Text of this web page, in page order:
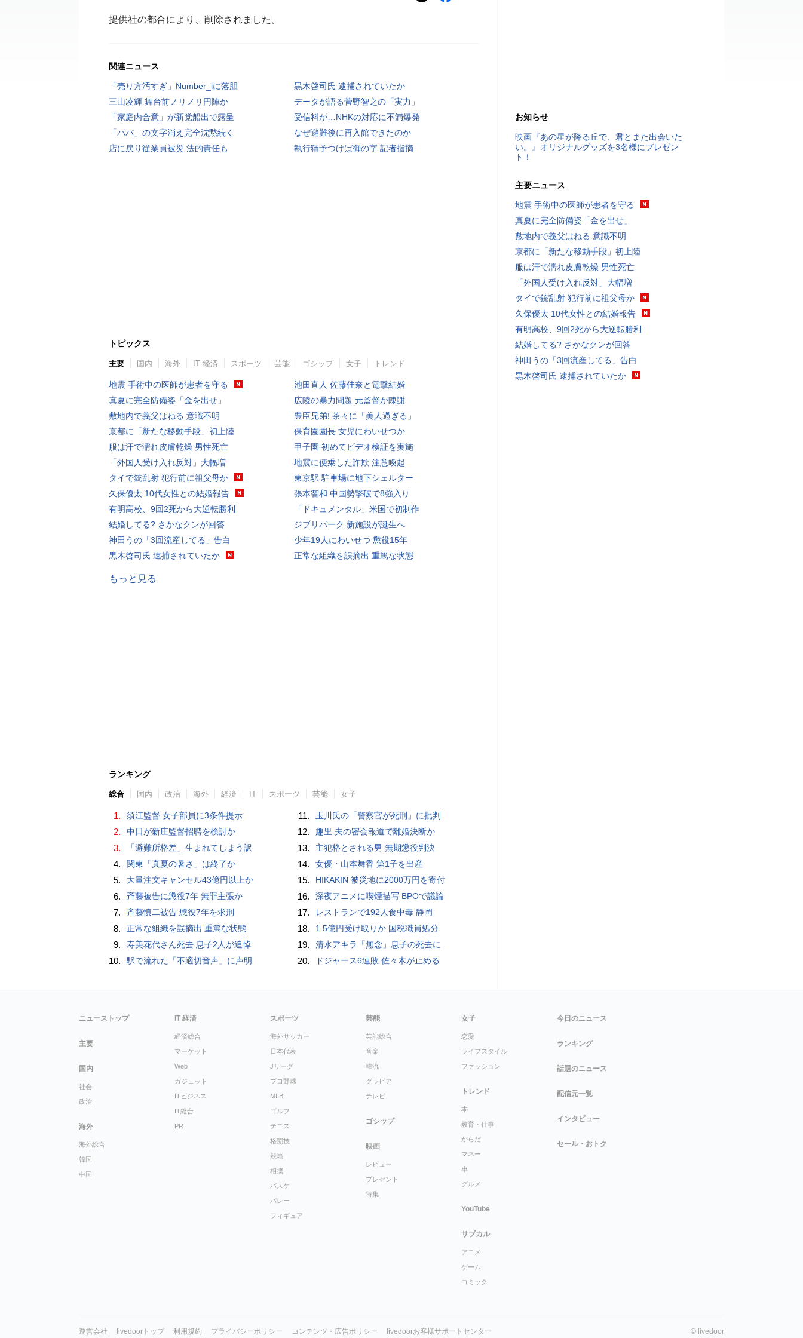
提供社の都合により、削除されました。
関連ニュース
「売り方汚すぎ」Number_iに落胆
黒木啓司氏 逮捕されていたか
三山凌輝 舞台前ノリノリ円陣か
データが語る菅野智之の「実力」
「家庭内合意」が新党船出で露呈
受信料が…NHKの対応に不満爆発
「パパ」の文字消え完全沈黙続く
なぜ避難後に再入館できたのか
店に戻り従業員被災 法的責任も
執行猶予つけば御の字 記者指摘
トピックス
主要 国内 海外 IT 経済 スポーツ 芸能 ゴシップ 女子 トレンド
地震 手術中の医師が患者を守る
真夏に完全防備姿「金を出せ」
敷地内で義父はねる 意識不明
京都に「新たな移動手段」初上陸
服は汗で濡れ皮膚乾燥 男性死亡
「外国人受け入れ反対」大幅増
タイで銃乱射 犯行前に祖父母か
久保優太 10代女性との結婚報告
有明高校、9回2死から大逆転勝利
結婚してる? さかなクンが回答
神田うの「3回流産してる」告白
黒木啓司氏 逮捕されていたか
池田直人 佐藤佳奈と電撃結婚
広陵の暴力問題 元監督が陳謝
豊臣兄弟! 茶々に「美人過ぎる」
保育園園長 女児にわいせつか
甲子園 初めてビデオ検証を実施
地震に便乗した詐欺 注意喚起
東京駅 駐車場に地下シェルター
張本智和 中国勢撃破で8強入り
「ドキュメンタル」米国で初制作
ジブリパーク 新施設が誕生へ
少年19人にわいせつ 懲役15年
正常な組織を誤摘出 重篤な状態
もっと見る
ランキング
総合 国内 政治 海外 経済 IT スポーツ 芸能 女子
1. 須江監督 女子部員に3条件提示
2. 中日が新庄監督招聘を検討か
3. 「避難所格差」生まれてしまう訳
4. 関東「真夏の暑さ」は終了か
5. 大量注文キャンセル43億円以上か
6. 斉藤被告に懲役7年 無罪主張か
7. 斉藤慎二被告 懲役7年を求刑
8. 正常な組織を誤摘出 重篤な状態
9. 寿美花代さん死去 息子2人が追悼
10. 駅で流れた「不適切音声」に声明
11. 玉川氏の「警察官が死刑」に批判
12. 趣里 夫の密会報道で離婚決断か
13. 主犯格とされる男 無期懲役判決
14. 女優・山本舞香 第1子を出産
15. HIKAKIN 被災地に2000万円を寄付
16. 深夜アニメに喫煙描写 BPOで議論
17. レストランで192人食中毒 静岡
18. 1.5億円受け取りか 国税職員処分
19. 清水アキラ「無念」息子の死去に
20. ドジャース6連敗 佐々木が止める
お知らせ
映画『あの星が降る丘で、君とまた出会いた
い。』オリジナルグッズを3名様にプレゼン
ト！
主要ニュース
地震 手術中の医師が患者を守る
真夏に完全防備姿「金を出せ」
敷地内で義父はねる 意識不明
京都に「新たな移動手段」初上陸
服は汗で濡れ皮膚乾燥 男性死亡
「外国人受け入れ反対」大幅増
タイで銃乱射 犯行前に祖父母か
久保優太 10代女性との結婚報告
有明高校、9回2死から大逆転勝利
結婚してる? さかなクンが回答
神田うの「3回流産してる」告白
黒木啓司氏 逮捕されていたか
ニューストップ
主要
国内
社会
政治
海外
海外総合
韓国
中国
IT 経済
経済総合
マーケット
Web
ガジェット
ITビジネス
IT総合
PR
スポーツ
海外サッカー
日本代表
Jリーグ
プロ野球
MLB
ゴルフ
テニス
格闘技
競馬
相撲
バスケ
バレー
フィギュア
芸能
芸能総合
音楽
韓流
グラビア
テレビ
ゴシップ
映画
レビュー
プレゼント
特集
女子
恋愛
ライフスタイル
ファッション
トレンド
本
教育・仕事
からだ
マネー
車
グルメ
YouTube
サブカル
アニメ
ゲーム
コミック
今日のニュース
ランキング
話題のニュース
配信元一覧
インタビュー
セール・おトク
運営会社 livedoorトップ 利用規約 プライバシーポリシー コンテンツ・広告ポリシー livedoorお客様サポートセンター © livedoor